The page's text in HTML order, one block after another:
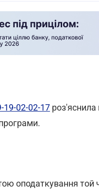
19-02-02-17
оподаткування той